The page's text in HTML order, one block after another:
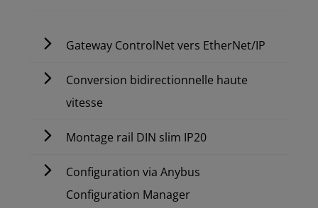
Gateway ControlNet vers EtherNet/IP
Conversion bidirectionnelle haute
vitesse
Montage rail DIN slim IP20
Configuration via Anybus
Configuration Manager